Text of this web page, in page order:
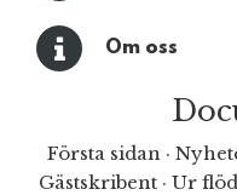
Om oss
Första sidan·
Gästskribent · Ur